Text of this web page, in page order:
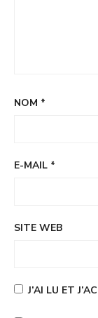
NOM *
E-MAIL *
SITE WEB
J’AI LU ET